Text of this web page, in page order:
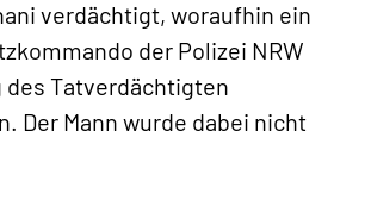
verdächtigt, woraufhin ein
der Polizei NRW
des Tatverdächtigten
Der Mann wurde dabei nicht